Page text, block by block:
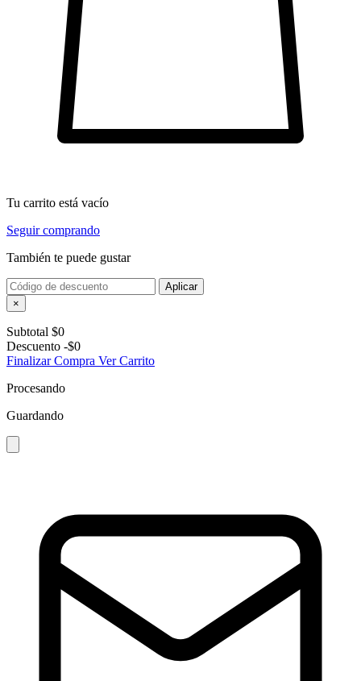
Tu carrito está vacío
Seguir comprando
También te puede gustar
Aplicar
×
Subtotal $0
Descuento -$0
Finalizar Compra Ver Carrito
Procesando
Guardando